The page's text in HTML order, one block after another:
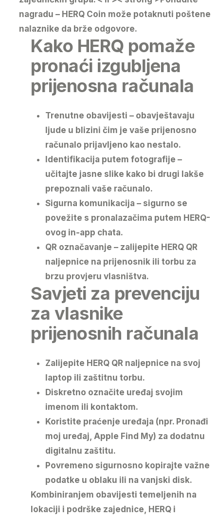
nagradu – HERQ Coin može potaknuti poštene
nalaznike da brže odgovore.
Kako HERQ pomaže
pronaći izgubljena
prijenosna računala
Trenutne obavijesti – obavještavaju
ljude u blizini čim je vaše prijenosno
računalo prijavljeno kao nestalo.
Identifikacija putem fotografije –
učitajte jasne slike kako bi drugi lakše
prepoznali vaše računalo.
Sigurna komunikacija – sigurno se
povežite s pronalazačima putem HERQ-
ovog in-app chata.
QR označavanje – zalijepite HERQ QR
naljepnice na prijenosnik ili torbu za
brzu provjeru vlasništva.
Savjeti za prevenciju
za vlasnike
prijenosnih računala
Zalijepite HERQ QR naljepnice na svoj
laptop ili zaštitnu torbu.
Diskretno označite uređaj svojim
imenom ili kontaktom.
Koristite praćenje uređaja (npr. Pronađi
moj uređaj, Apple Find My) za dodatnu
digitalnu zaštitu.
Povremeno sigurnosno kopirajte važne
podatke u oblaku ili na vanjski disk.
Kombiniranjem obavijesti temeljenih na
lokaciji i podrške zajednice, HERQ i